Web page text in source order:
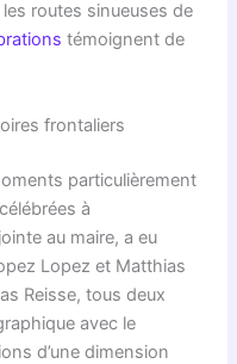
routes sinueuses de
témoignent de
frontaliers
particulièrement
à
au maire, a eu
Lopez et Matthias
Reisse, tous deux
avec le
d’une dimension